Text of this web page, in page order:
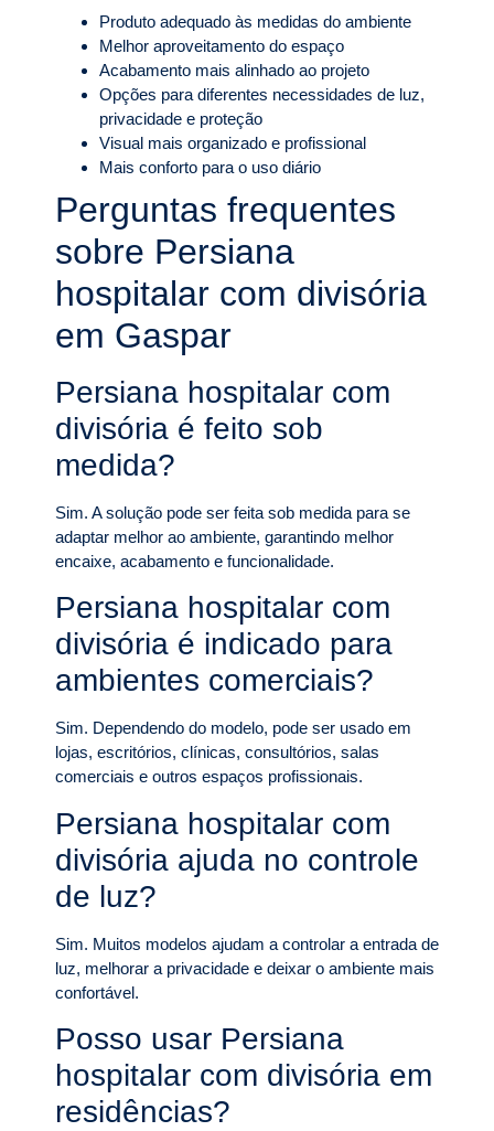
Produto adequado às medidas do ambiente
Melhor aproveitamento do espaço
Acabamento mais alinhado ao projeto
Opções para diferentes necessidades de luz,
privacidade e proteção
Visual mais organizado e profissional
Mais conforto para o uso diário
Perguntas frequentes
sobre Persiana
hospitalar com divisória
em Gaspar
Persiana hospitalar com
divisória é feito sob
medida?
Sim. A solução pode ser feita sob medida para se
adaptar melhor ao ambiente, garantindo melhor
encaixe, acabamento e funcionalidade.
Persiana hospitalar com
divisória é indicado para
ambientes comerciais?
Sim. Dependendo do modelo, pode ser usado em
lojas, escritórios, clínicas, consultórios, salas
comerciais e outros espaços profissionais.
Persiana hospitalar com
divisória ajuda no controle
de luz?
Sim. Muitos modelos ajudam a controlar a entrada de
luz, melhorar a privacidade e deixar o ambiente mais
confortável.
Posso usar Persiana
hospitalar com divisória em
residências?